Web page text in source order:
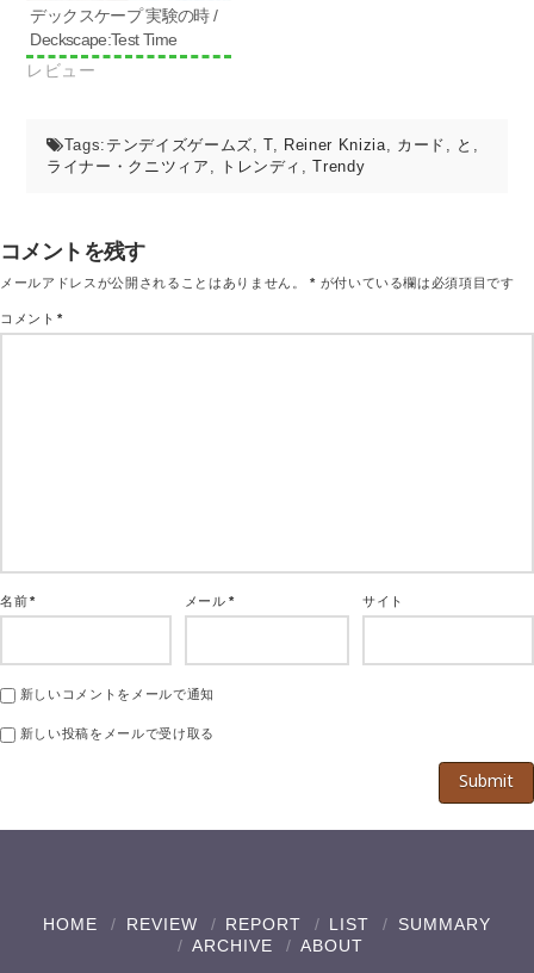
デックスケープ 実験の時 /
Deckscape:Test Time
レビュー
Tags: テンデイズゲームズ,T, Reiner Knizia, カード , と ,
ライナー・クニツィア , トレンディ ,Trendy
コメントを残す
メールアドレスが公開されることはありません。 * が付いている欄は必須項目です
コメント*
名前* メール* サイト
新しいコメントをメールで通知
新しい投稿をメールで受け取る
HOME REVIEW REPORT LIST
SUMMARY
ARCHIVE
ABOUT